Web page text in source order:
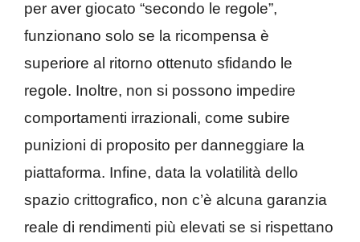
per aver giocato “secondo le regole”,
funzionano solo se la ricompensa è
superiore al ritorno ottenuto sfidando le
regole. Inoltre, non si possono impedire
comportamenti irrazionali, come subire
punizioni di proposito per danneggiare la
piattaforma. Infine, data la volatilità dello
spazio crittografico, non c’è alcuna garanzia
reale di rendimenti più elevati se si rispettano